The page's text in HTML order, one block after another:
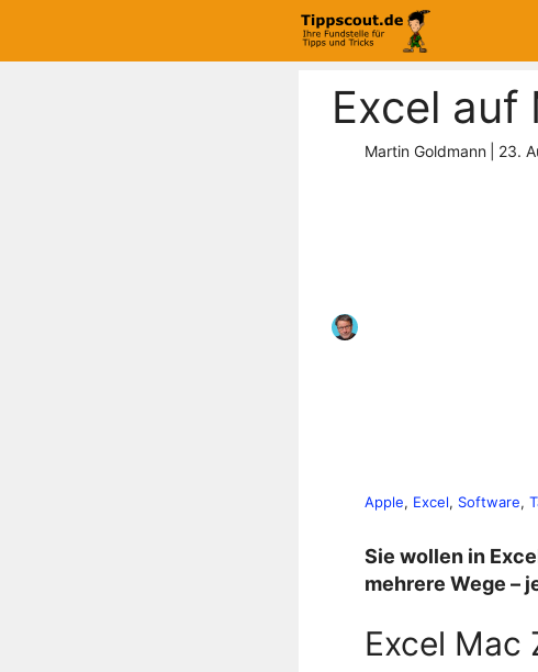
springen
Excel auf
Martin Goldmann 23.
Apple, Excel, Software,
Sie wollen in
mehrere Wege –
Excel Mac